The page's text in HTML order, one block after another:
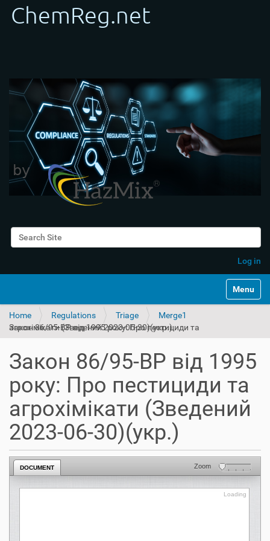
Search Site
Log in
Toggle
Home Regulations Triage
Merge1
Закон 86/95-ВР від 1995 року: Про пестициди та агрохімікати (Зведений 2023-06-30)(укр.)
Закон 86/95-ВР від 1995
року: Про пестициди та
агрохімікати (Зведений
2023-06-30)(укр.)
DOCUMENT Zoom
Loading
Loading